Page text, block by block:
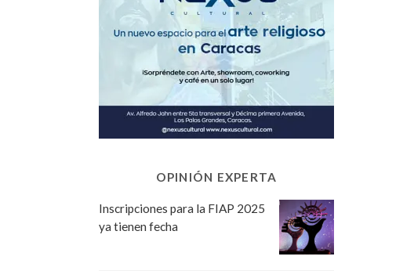
OPINIÓN EXPERTA
Inscripciones para la FIAP 2025
ya tienen fecha